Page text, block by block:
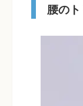
腰の